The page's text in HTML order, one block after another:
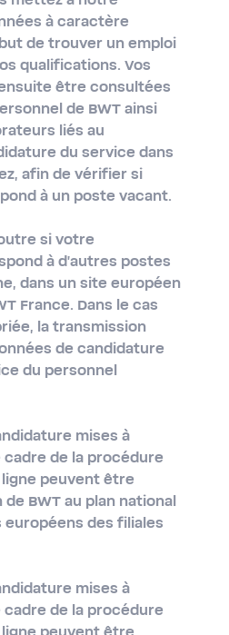
à caractère
de trouver un emploi
qualifications. Vos
être consultées
de BWT ainsi
liés au
du service dans
afin de vérifier si
à un poste vacant.
si votre
à d'autres postes
dans un site européen
France. Dans le cas
la transmission
de candidature
du personnel
mises à
de la procédure
peuvent être
BWT au plan national
européens des filiales
mises à
de la procédure